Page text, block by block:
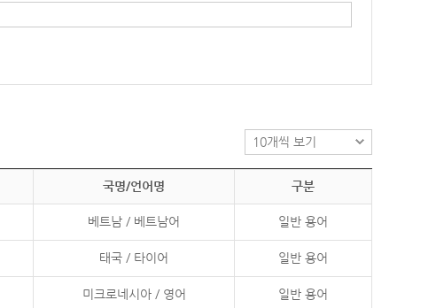
국명/언어명 구분
베트남 / 베트남어 일반 용어
태국 / 타이어 일반 용어
미크로네시아 / 영어 일반 용어